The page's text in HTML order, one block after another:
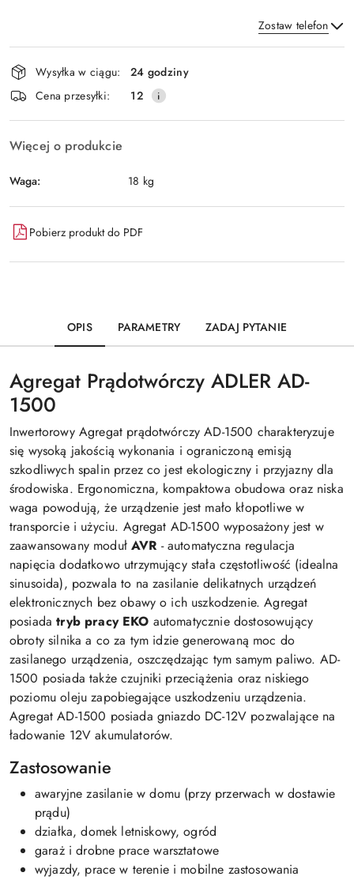
Zostaw telefon
Wyślij
Dostępność
i
dostawa
Wysyłka w ciągu:
24 godziny
Cena przesyłki:
12
Więcej o produkcie
Waga: 18 kg
Pobierz produkt do PDF
OPIS PARAMETRY ZADAJ PYTANIE
Agregat Prądotwórczy ADLER AD-
1500
Inwertorowy Agregat prądotwórczy AD-1500 charakteryzuje
się wysoką jakością wykonania i ograniczoną emisją
szkodliwych spalin przez co jest ekologiczny i przyjazny dla
środowiska. Ergonomiczna, kompaktowa obudowa oraz niska
waga powodują, że urządzenie jest mało kłopotliwe w
transporcie i użyciu. Agregat AD-1500 wyposażony jest w
zaawansowany modułAVR - automatyczna regulacja
napięcia dodatkowo utrzymujący stała częstotliwość (idealna
sinusoida), pozwala to na zasilanie delikatnych urządzeń
elektronicznych bez obawy o ich uszkodzenie. Agregat
posiadatryb pracy EKO automatycznie dostosowujący
obroty silnika a co za tym idzie generowaną moc do
zasilanego urządzenia, oszczędzając tym samym paliwo. AD-
1500 posiada także czujniki przeciążenia oraz niskiego
poziomu oleju zapobiegające uszkodzeniu urządzenia.
Agregat AD-1500 posiada gniazdo DC-12V pozwalające na
ładowanie 12V akumulatorów.
Zastosowanie
awaryjne zasilanie w domu (przy przerwach w dostawie
prądu)
działka, domek letniskowy, ogród
garaż i drobne prace warsztatowe
wyjazdy, prace w terenie i mobilne zastosowania